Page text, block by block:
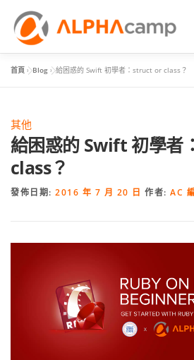
FAQ
首頁 »Blog »給困惑的 Swift 初學者：struct or class？
其他
給困惑的 Swift 初學
class？
發佈日期: 2016 年 7 月 20 日 作者: AC